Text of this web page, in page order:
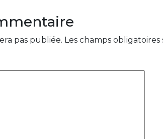
pas publiée. Les champs